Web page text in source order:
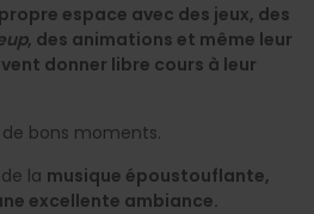
espace avec des jeux, des
, des animations et même leur
donner libre cours à leur
bons moments.
la musique époustouflante,
excellente ambiance.